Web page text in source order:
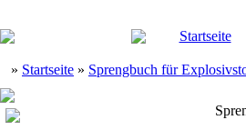
Startseite
» Startseite » Sprengbuch für